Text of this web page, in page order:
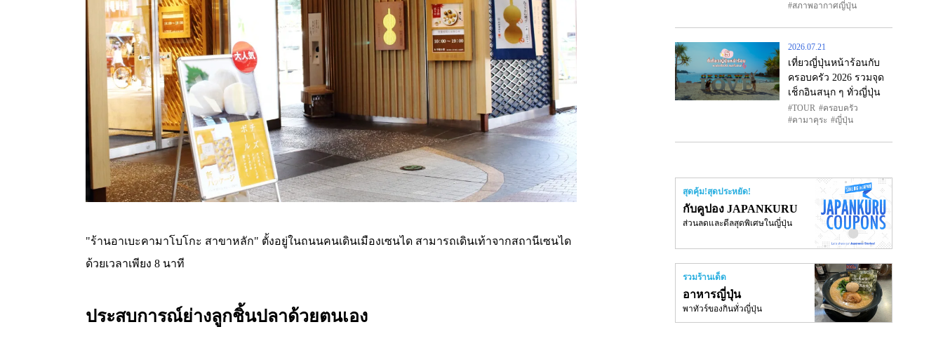
"ร้านอาเบะคามาโบโกะ สาขาหลัก" ตั้งอยู่ในถนนคนเดินเมืองเซนได สามารถเดินเท้าจากสถานีเซนได
ด้วยเวลาเพียง 8 นาที
ประสบการณ์ย่างลูกชิ้นปลาด้วยตนเอง
สภาพอากาศญี่ปุ่น
2026.07.21
เที่ยวญี่ปุ่นหน้าร้อนกับ
ครอบครัว 2026 รวมจุด
เช็กอินสนุก ๆ ทั่วญี่ปุ่น
TOUR
ครอบครัว
คามาคุระ
ญี่ปุ่น
สุดคุ้ม!สุดประหยัด!
กับคูปอง JAPANKURU
ส่วนลดและดีลสุดพิเศษในญี่ปุ่น
รวมร้านเด็ด
อาหารญี่ปุ่น
พาทัวร์ของกินทั่วญี่ปุ่น